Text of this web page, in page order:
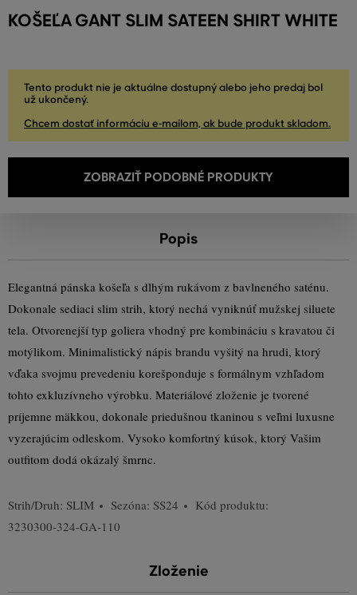
KOŠEĽA GANT SLIM SATEEN SHIRT WHITE
Tento produkt nie je aktuálne dostupný alebo jeho predaj bol
už ukončený.
Chcem dostať informáciu e-mailom, ak bude produkt skladom.
ZOBRAZIŤ PODOBNÉ PRODUKTY
Popis
Elegantná pánska košeľa s dlhým rukávom z bavlneného saténu.
Dokonale sediaci slim strih, ktorý nechá vyniknúť mužskej siluete
tela. Otvorenejší typ goliera vhodný pre kombináciu s kravatou či
motýlikom. Minimalistický nápis brandu vyšitý na hrudi, ktorý
vďaka svojmu prevedeniu korešponduje s formálnym vzhľadom
tohto exkluzívneho výrobku. Materiálové zloženie je tvorené
príjemne mäkkou, dokonale priedušnou tkaninou s veľmi luxusne
vyzerajúcim odleskom. Vysoko komfortný kúsok, ktorý Vašim
outfitom dodá okázalý šmrnc.
Strih/Druh: SLIM Sezóna: SS24
Kód produktu:
3230300-324-GA-110
Zloženie